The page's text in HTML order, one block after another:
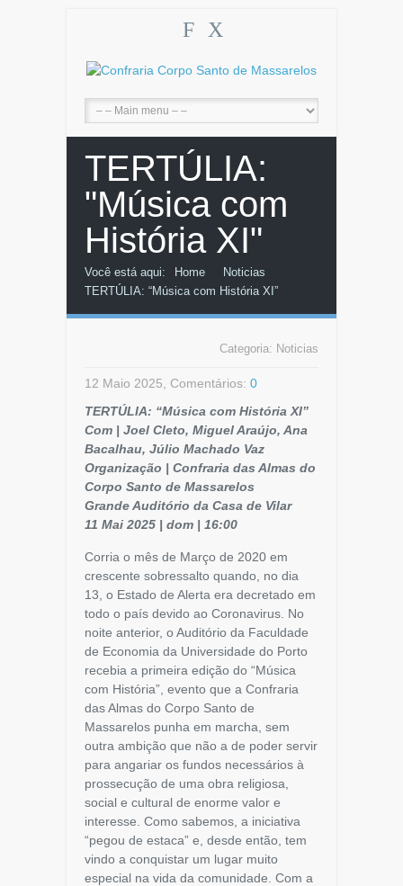
F X
TERTÚLIA:
"Música com
História XI"
Você está aqui: Home
Noticias
TERTÚLIA: “Música com História XI”
Categoria: Noticias
12 Maio 2025, Comentários: 0
TERTÚLIA: “Música com História XI”
Com | Joel Cleto, Miguel Araújo, Ana
Bacalhau, Júlio Machado Vaz
Organização | Confraria das Almas do
Corpo Santo de Massarelos
Grande Auditório da Casa de Vilar
11 Mai 2025 | dom | 16:00
Corria o mês de Março de 2020 em
crescente sobressalto quando, no dia
13, o Estado de Alerta era decretado em
todo o país devido ao Coronavirus. No
noite anterior, o Auditório da Faculdade
de Economia da Universidade do Porto
recebia a primeira edição do “Música
com História”, evento que a Confraria
das Almas do Corpo Santo de
Massarelos punha em marcha, sem
outra ambição que não a de poder servir
para angariar os fundos necessários à
prossecução de uma obra religiosa,
social e cultural de enorme valor e
interesse. Como sabemos, a iniciativa
“pegou de estaca” e, desde então, tem
vindo a conquistar um lugar muito
especial na vida da comunidade. Com a